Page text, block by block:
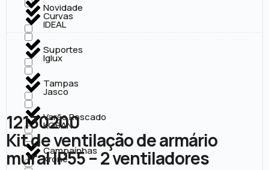
Curvas
Suportes
Tampas
Varão Roscado
Campaínhas
IDEAL
Iglux
Jasco
KOBAN
Krone
Novidade
12130200
Kit de ventilação de armário
mural IP55 – 2 ventiladores